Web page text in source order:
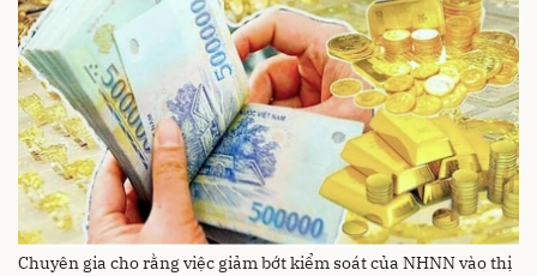
Chuyên gia cho rằng việc giảm bớt kiểm soát của NHNN vào thị